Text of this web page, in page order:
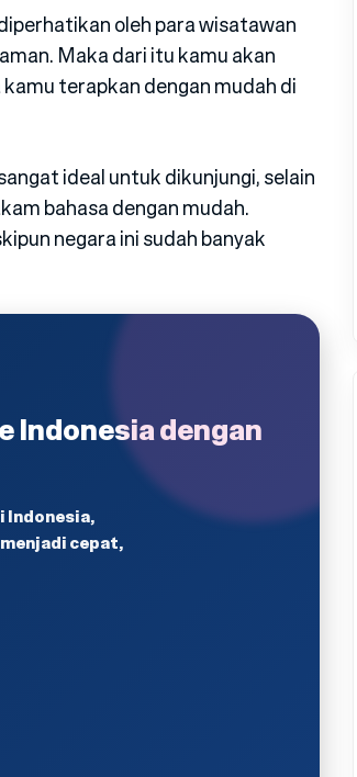
oleh para wisatawan
Maka dari itu kamu akan
terapkan dengan mudah di
ideal untuk dikunjungi, selain
bahasa dengan mudah.
negara ini sudah banyak
Indonesia dengan
Indonesia,
cepat,